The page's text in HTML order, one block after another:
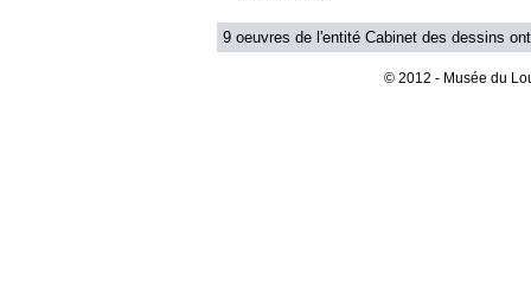
9 oeuvres de l'entité Cabinet des dessins
© 2012 - Musée du